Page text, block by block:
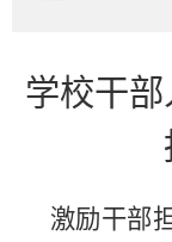
学校干
激励干部